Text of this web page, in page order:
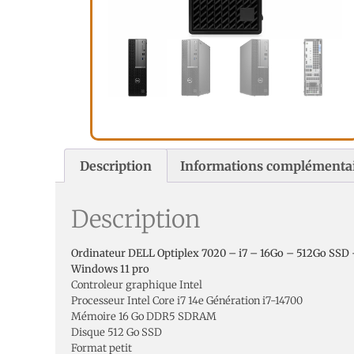
Description Informations
Description
Ordinateur DELL Optiplex 7020 – i7 – 16Go – 512Go SSD
Windows 11 pro
Controleur graphique Intel
Processeur Intel Core i7 14e Génération i7-14700
Mémoire 16 Go DDR5 SDRAM
Disque 512 Go SSD
Format petit